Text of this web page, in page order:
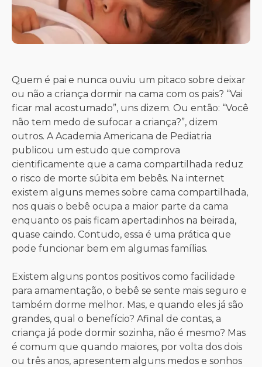
Quem é pai e nunca ouviu um pitaco sobre deixar
ou não a criança dormir na cama com os pais? “Vai
ficar mal acostumado”, uns dizem. Ou então: “Você
não tem medo de sufocar a criança?”, dizem
outros. A Academia Americana de Pediatria
publicou um estudo que comprova
cientificamente que a cama compartilhada reduz
o risco de morte súbita em bebês. Na internet
existem alguns memes sobre cama compartilhada,
nos quais o bebê ocupa a maior parte da cama
enquanto os pais ficam apertadinhos na beirada,
quase caindo. Contudo, essa é uma prática que
pode funcionar bem em algumas famílias.
Existem alguns pontos positivos como facilidade
para amamentação, o bebê se sente mais seguro e
também dorme melhor. Mas, e quando eles já são
grandes, qual o benefício? Afinal de contas, a
criança já pode dormir sozinha, não é mesmo? Mas
é comum que quando maiores, por volta dos dois
ou três anos, apresentem alguns medos e sonhos